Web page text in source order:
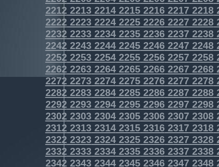
2212221322142215221622172218
2222222322242225222622272228
2232223322342235223622372238
2242224322442245224622472248
2252225322542255225622572258
2262226322642265226622672268
2272227322742275227622772278
2282228322842285228622872288
2292229322942295229622972298
2302230323042305230623072308
2312231323142315231623172318
2322232323242325232623272328
2332233323342335233623372338
2342234323442345234623472348